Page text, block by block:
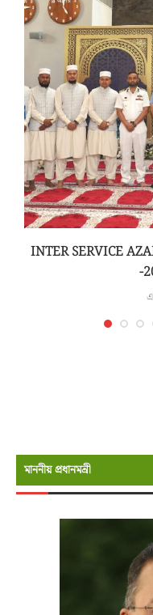
INTER SERVICE
-
মাননীয় প্রধানমন্রী